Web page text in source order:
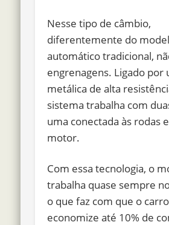
Nesse tipo de câmbio,
diferentemente do
automático tradicional,
engrenagens. Ligado por
metálica de alta
sistema trabalha com
uma conectada às rodas
motor.
Com essa tecnologia, o
trabalha quase sempre
o que faz com que o carro
economize até 10% de